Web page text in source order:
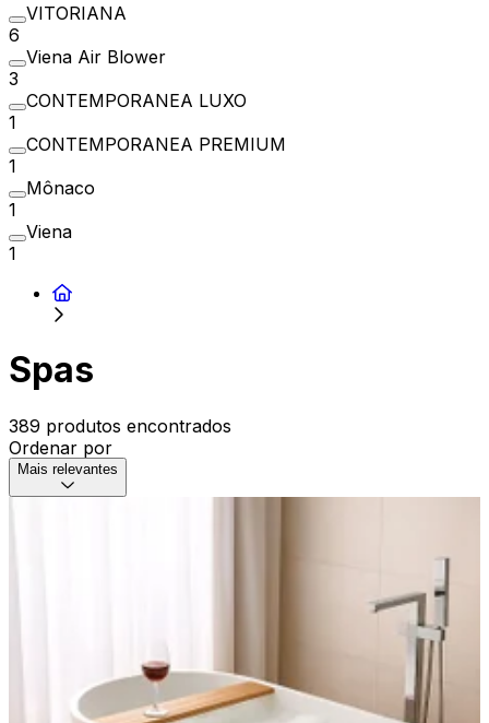
VITORIANA
6
Viena Air Blower
3
CONTEMPORANEA LUXO
1
CONTEMPORANEA PREMIUM
1
Mônaco
1
Viena
1
Spas
389 produtos encontrados
Ordenar por
Mais relevantes